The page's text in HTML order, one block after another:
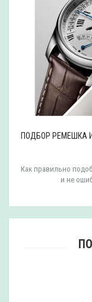
ПОДБОР РЕМЕШКА
Как правильно
и не